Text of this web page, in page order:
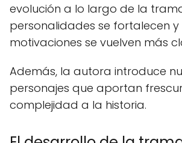
evolución a lo largo de la
personalidades se fortalecen y
motivaciones se vuelven más
Además, la autora introduce
personajes que aportan
complejidad a la historia.